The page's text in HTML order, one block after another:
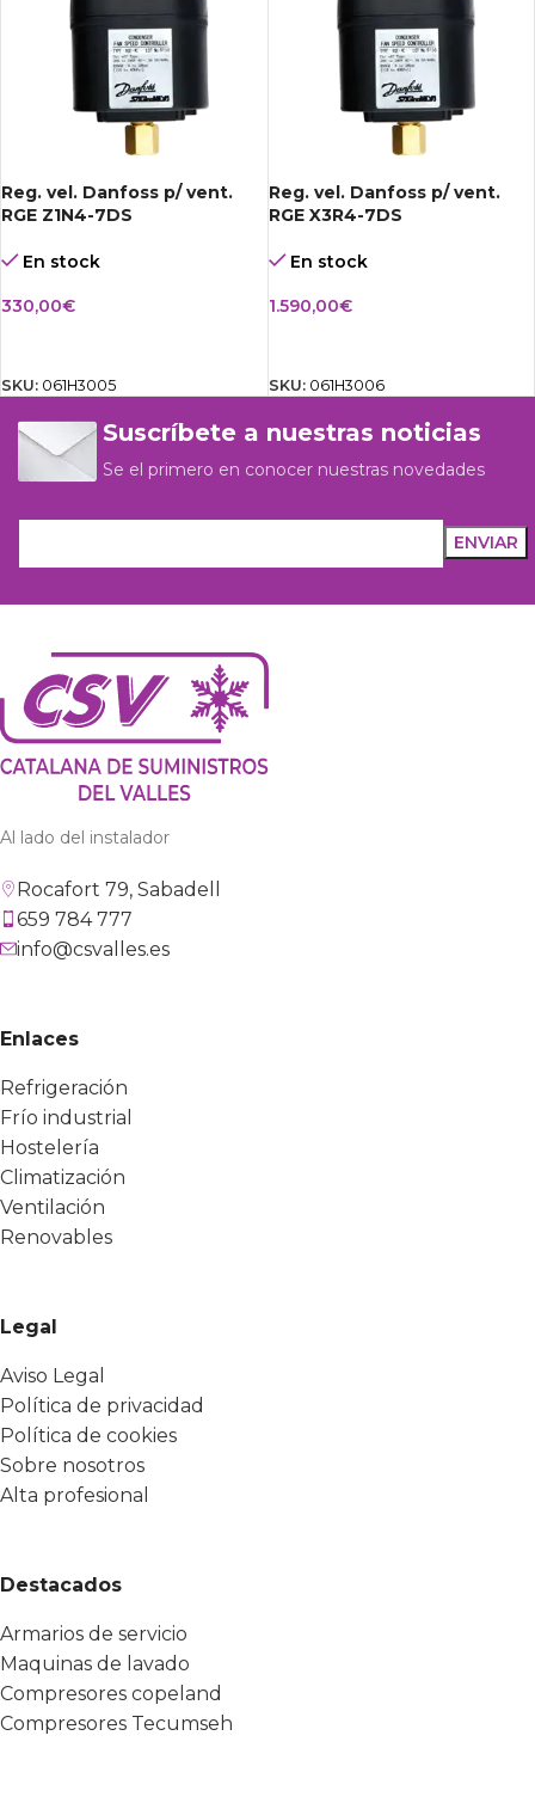
Reg. vel. Danfoss p/ vent.
RGE Z1N4-7DS
En stock
330,00€
SKU: 061H3005
Reg. vel. Danfoss p/ vent.
RGE X3R4-7DS
En stock
1.590,00€
SKU: 061H3006
Suscríbete a nuestras noticias
Se el primero en conocer nuestras novedades
Al lado del instalador
Rocafort 79, Sabadell
659 784 777
info@csvalles.es
Enlaces
Refrigeración
Frío industrial
Hostelería
Climatización
Ventilación
Renovables
Legal
Aviso Legal
Política de privacidad
Política de cookies
Sobre nosotros
Alta profesional
Destacados
Armarios de servicio
Maquinas de lavado
Compresores copeland
Compresores Tecumseh